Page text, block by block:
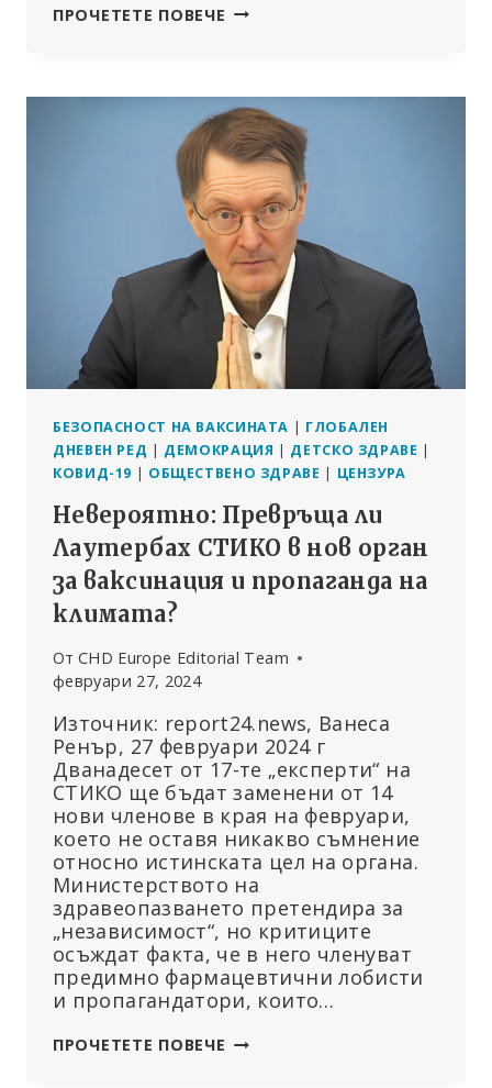
ПРОЧЕТЕТЕ ПОВЕЧЕ ГЛЕДАЙТЕ:
ЗАСТРАШАВА
ЕВРОПЕЙСКИЯ
ХРАНИТЕЛЕН
СУВЕРЕНИТЕТ
И
ЗДРАВЕ
БЕЗОПАСНОСТ НА ВАКСИНАТА | ГЛОБАЛЕН
ДНЕВЕН РЕД | ДЕМОКРАЦИЯ | ДЕТСКО ЗДРАВЕ |
КОВИД-19 | ОБЩЕСТВЕНО ЗДРАВЕ | ЦЕНЗУРА
Невероятно: Превръща ли
Лаутербах СТИКО в нов орган
за ваксинация и пропаганда на
климата?
От CHD Europe Editorial Team
февруари 27, 2024
Източник: report24.news, Ванеса
Ренър, 27 февруари 2024 г
Дванадесет от 17-те „експерти“ на
СТИКО ще бъдат заменени от 14
нови членове в края на февруари,
което не оставя никакво съмнение
относно истинската цел на органа.
Министерството на
здравеопазването претендира за
„независимост“, но критиците
осъждат факта, че в него членуват
предимно фармацевтични лобисти
и пропагандатори, които…
ПРОЧЕТЕТЕ ПОВЕЧЕ НЕВЕРОЯТНО: